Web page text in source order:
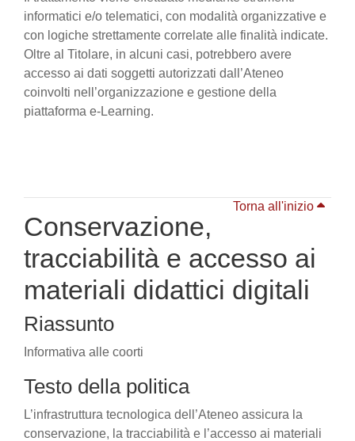
informatici e/o telematici, con modalità organizzative e
con logiche strettamente correlate alle finalità indicate.
Oltre al Titolare, in alcuni casi, potrebbero avere
accesso ai dati soggetti autorizzati dall’Ateneo
coinvolti nell’organizzazione e gestione della
piattaforma e-Learning.
Torna all'inizio
Conservazione,
tracciabilità e accesso ai
materiali didattici digitali
Riassunto
Informativa alle coorti
Testo della politica
L’infrastruttura tecnologica dell’Ateneo assicura la
conservazione, la tracciabilità e l’accesso ai materiali